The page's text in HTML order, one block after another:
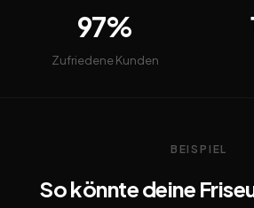
97%
Zufriedene Kunden
BEISPIEL
So könnte deine